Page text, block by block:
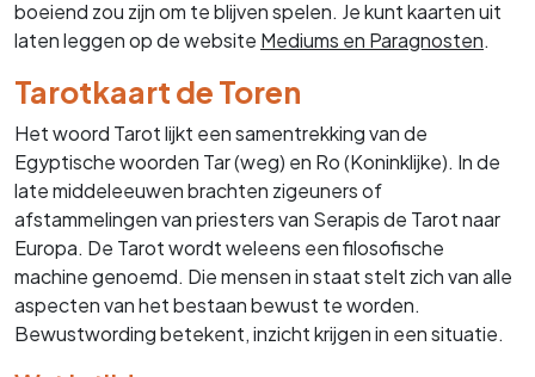
boeiend zou zijn om te blijven spelen. Je kunt kaarten uit
laten leggen op de website Mediums en Paragnosten.
Tarotkaart de Toren
Het woord Tarot lijkt een samentrekking van de
Egyptische woorden Tar (weg) en Ro (Koninklijke). In de
late middeleeuwen brachten zigeuners of
afstammelingen van priesters van Serapis de Tarot naar
Europa. De Tarot wordt weleens een filosofische
machine genoemd. Die mensen in staat stelt zich van alle
aspecten van het bestaan bewust te worden.
Bewustwording betekent, inzicht krijgen in een situatie.